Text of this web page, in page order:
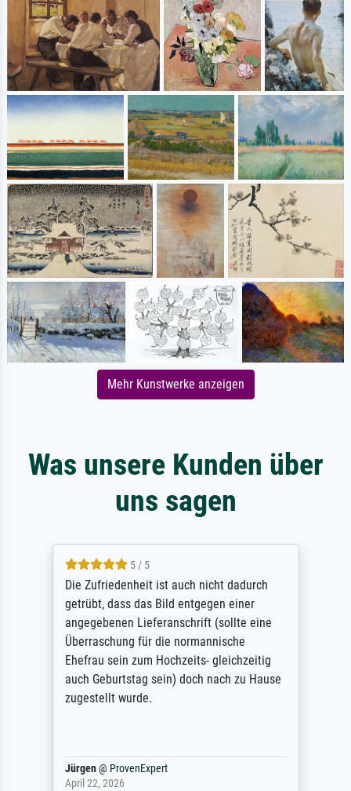
Mehr Kunstwerke anzeigen
Was unsere Kunden über
uns sagen
5 / 5
Die Zufriedenheit ist auch nicht dadurch
getrübt, dass das Bild entgegen einer
angegebenen Lieferanschrift (sollte eine
Überraschung für die normannische
Ehefrau sein zum Hochzeits- gleichzeitig
auch Geburtstag sein) doch nach zu Hause
zugestellt wurde.
Jürgen@ ProvenExpert
April 22, 2026